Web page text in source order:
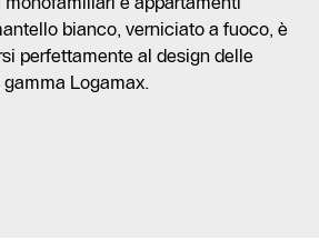
bianco, verniciato a fuoco, è
perfettamente al design delle
Logamax.